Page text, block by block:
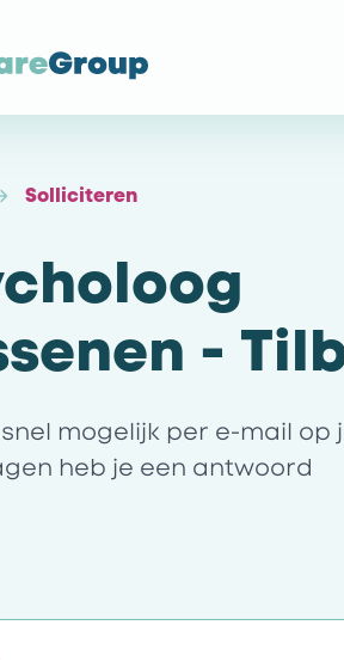
Solliciteren
-
mogelijk per e-mail op
heb je een antwoord